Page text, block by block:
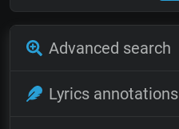
Advanced search
Lyrics annotations